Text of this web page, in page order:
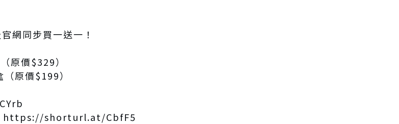
網同步買一送一！
原價$329）
原價$199）
https://shorturl.at/CbfF5